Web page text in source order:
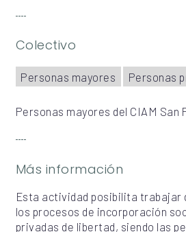
Colectivo
Personas mayores Personas
Personas mayores del CIAM San
Más información
Esta actividad posibilita trabajar
los procesos de incorporación
privadas de libertad, siendo las